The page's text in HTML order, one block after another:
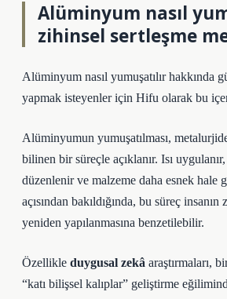
Alüminyum nasıl
zihinsel sertleşme
Alüminyum nasıl yumuşatılır hakkında
yapmak isteyenler için Hifu olarak bu
Alüminyumun yumuşatılması,
bilinen bir süreçle açıklanır. Isı
düzenlenir ve malzeme daha esnek hale
açısından bakıldığında, bu süreç insanın
yeniden yapılanmasına benzetilebilir.
Özellikle duygusal zekâ araştırmaları,
“katı bilişsel kalıplar” geliştirme